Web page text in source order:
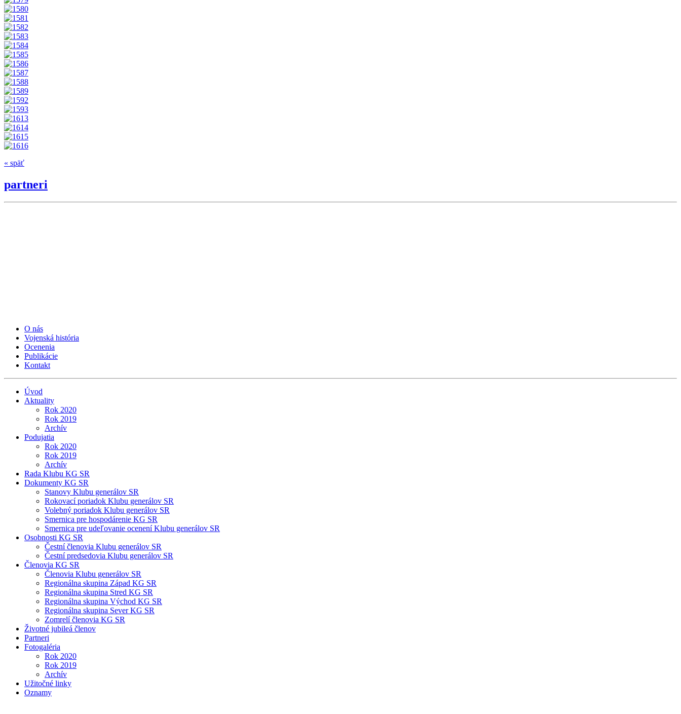
« späť
partneri
O nás
Vojenská história
Ocenenia
Publikácie
Kontakt
Úvod
Aktuality
Rok 2020
Rok 2019
Archív
Podujatia
Rok 2020
Rok 2019
Archív
Rada Klubu KG SR
Dokumenty KG SR
Stanovy Klubu generálov SR
Rokovací poriadok Klubu generálov SR
Volebný poriadok Klubu generálov SR
Smernica pre hospodárenie KG SR
Smernica pre udeľovanie ocenení Klubu generálov SR
Osobnosti KG SR
Čestní členovia Klubu generálov SR
Čestní predsedovia Klubu generálov SR
Členovia KG SR
Členovia Klubu generálov SR
Regionálna skupina Západ KG SR
Regionálna skupina Stred KG SR
Regionálna skupina Východ KG SR
Regionálna skupina Sever KG SR
Zomrelí členovia KG SR
Životné jubileá členov
Partneri
Fotogaléria
Rok 2020
Rok 2019
Archív
Užitočné linky
Oznamy